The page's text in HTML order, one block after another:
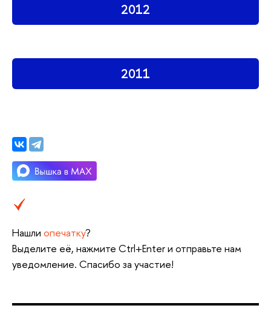
2012
2011
Нашли опечатку?
Выделите её, нажмите Ctrl+Enter и отправьте нам
уведомление. Спасибо за участие!